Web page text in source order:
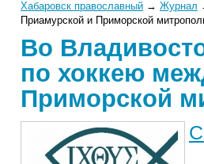
Хабаровск православный → Журнал
Приамурской и Приморской
Во
по хоккею
Приморской